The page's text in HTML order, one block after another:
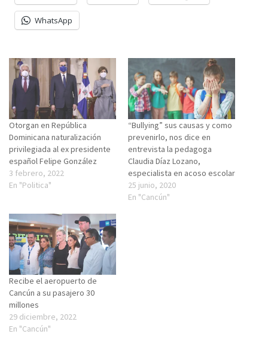
WhatsApp
Otorgan en República
Dominicana naturalización
privilegiada al ex presidente
español Felipe González
3 febrero, 2022
En "Politica"
“Bullying” sus causas y como
prevenirlo, nos dice en
entrevista la pedagoga
Claudia Díaz Lozano,
especialista en acoso escolar
25 junio, 2020
En "Cancún"
Recibe el aeropuerto de
Cancún a su pasajero 30
millones
29 diciembre, 2022
En "Cancún"